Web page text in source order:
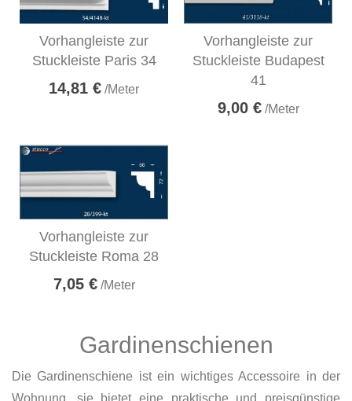
Vorhangleiste zur
Stuckleiste Paris 34
14,81 € /Meter
Vorhangleiste zur
Stuckleiste Budapest
41
9,00 €/Meter
Vorhangleiste zur
Stuckleiste Roma 28
7,05 €/Meter
Gardinenschienen
Die Gardinenschiene ist ein wichtiges Accessoire in der
Wohnung, sie bietet eine praktische und preisgünstige